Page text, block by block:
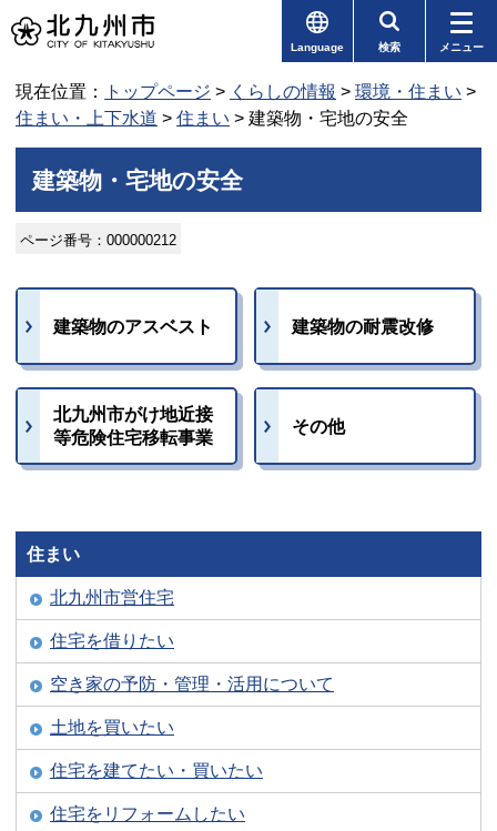
Language 検索 メニュー
現在位置： トップページ > くらしの情報 > 環境・住まい >
住まい・上下水道 > 住まい > 建築物・宅地の安全
建築物・宅地の安全
ページ番号：000000212
建築物のアスベスト 建築物の耐震改修
北九州市がけ地近接
等危険住宅移転事業
その他
住まい
北九州市営住宅
住宅を借りたい
空き家の予防・管理・活用について
土地を買いたい
住宅を建てたい・買いたい
住宅をリフォームしたい